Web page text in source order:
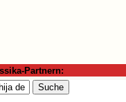
Partnern: